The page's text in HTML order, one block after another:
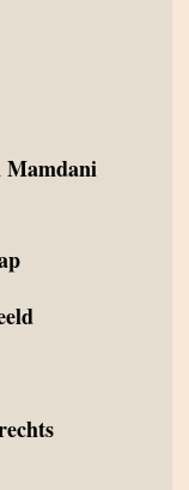
Mamdani